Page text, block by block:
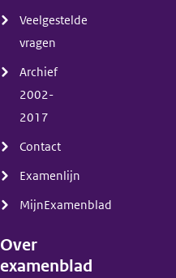
Veelgestelde
vragen
Archief
2002-
2017
Contact
Examenlijn
MijnExamenblad
Over
examenblad